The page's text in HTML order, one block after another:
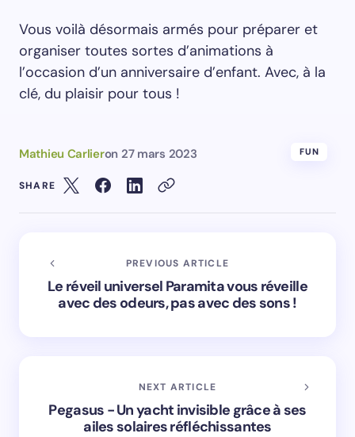
Vous voilà désormais armés pour préparer et
organiser toutes sortes d’animations à
l’occasion d’un anniversaire d’enfant. Avec, à la
clé, du plaisir pour tous !
Mathieu Carlieron 27 mars 2023 FUN
SHARE
PREVIOUS ARTICLE
Le réveil universel Paramita vous réveille
avec des odeurs, pas avec des sons !
NEXT ARTICLE
Pegasus - Un yacht invisible grâce à ses
ailes solaires réfléchissantes